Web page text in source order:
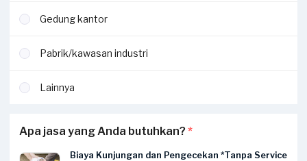
Gedung kantor
Pabrik/kawasan industri
Lainnya
Apa jasa yang Anda butuhkan? *
Biaya Kunjungan dan Pengecekan *Tanpa Service